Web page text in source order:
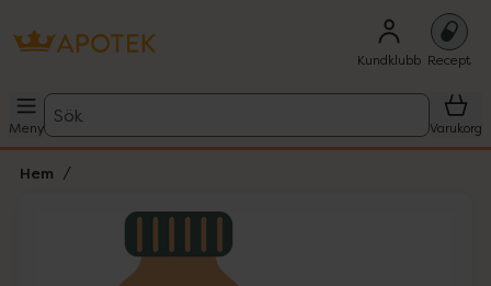
Kundklubb Recept
Meny
Sök
Varukorg
Hem
Lista: . Innehåller 1 objekt.